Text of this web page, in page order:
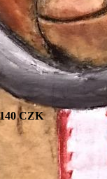
140 CZK